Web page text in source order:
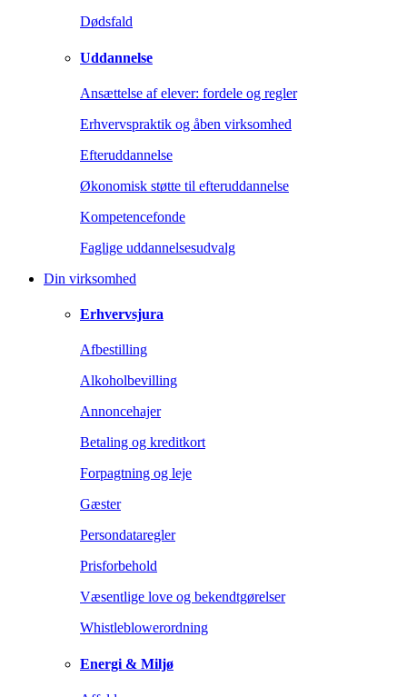
Dødsfald
Uddannelse
Ansættelse af elever: fordele og regler
Erhvervspraktik og åben virksomhed
Efteruddannelse
Økonomisk støtte til efteruddannelse
Kompetencefonde
Faglige uddannelsesudvalg
Din virksomhed
Erhvervsjura
Afbestilling
Alkoholbevilling
Annoncehajer
Betaling og kreditkort
Forpagtning og leje
Gæster
Persondataregler
Prisforbehold
Væsentlige love og bekendtgørelser
Whistleblowerordning
Energi & Miljø